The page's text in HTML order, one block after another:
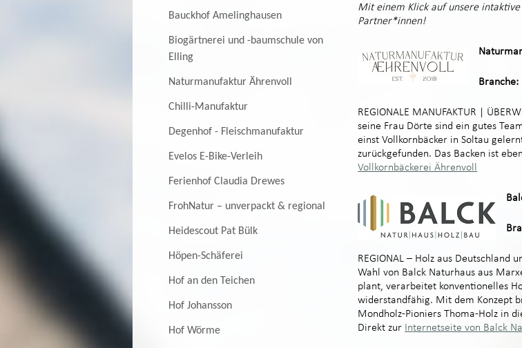
Bauckhof Amelinghausen
Biogärtnerei und -baumschule von
Elling
Naturmanufaktur Ährenvoll
Chilli-Manufaktur
Degenhof - Fleischmanufaktur
Evelos E-Bike-Verleih
Ferienhof Claudia Drewes
FrohNatur – unverpackt & regional
Heidescout Pat Bülk
Höpen-Schäferei
Hof an den Teichen
Hof Johansson
Hof Wörme
Mit einem Klick auf unsere
Partner*innen!
Branche:
REGIONALE MANUFAKTUR |
seine Frau Dörte sind ein gutes
einst Vollkornbäcker in Soltau
zurückgefunden. Das Backen ist
Vollkornbäckerei Ährenvoll
REGIONAL – Holz aus Deutschland
Wahl von Balck Naturhaus aus
plant, verarbeitet konventionelles
widerstandfähig. Mit dem Konzept
Mondholz-Pioniers Thoma-Holz in
Direkt zur Internetseite von Balck